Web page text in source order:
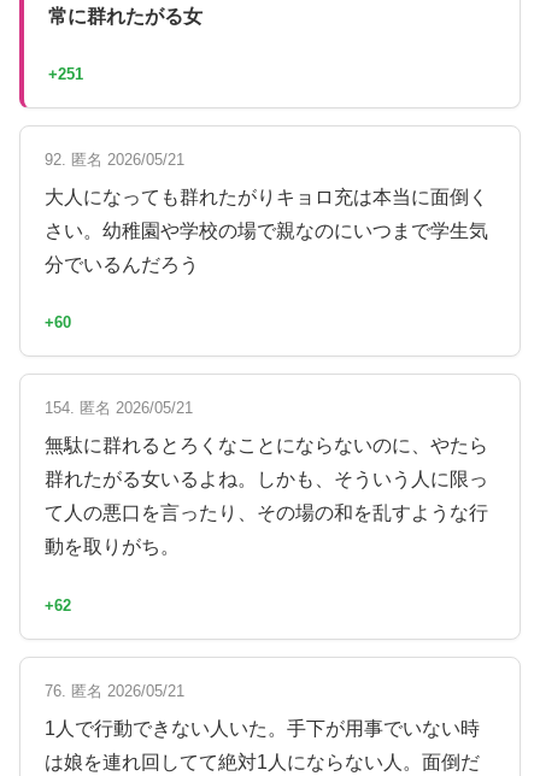
常に群れたがる女
+251
92. 匿名 2026/05/21
大人になっても群れたがりキョロ充は本当に面倒く
さい。幼稚園や学校の場で親なのにいつまで学生気
分でいるんだろう
+60
154. 匿名 2026/05/21
無駄に群れるとろくなことにならないのに、やたら
群れたがる女いるよね。しかも、そういう人に限っ
て人の悪口を言ったり、その場の和を乱すような行
動を取りがち。
+62
76. 匿名 2026/05/21
1人で行動できない人いた。手下が用事でいない時
は娘を連れ回してて絶対1人にならない人。面倒だ